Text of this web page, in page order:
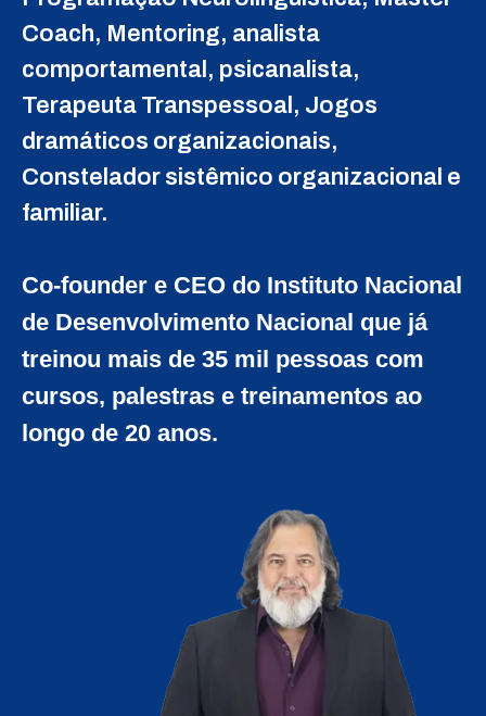
Coach, Mentoring, analista
comportamental, psicanalista,
Terapeuta Transpessoal, Jogos
dramáticos organizacionais,
Constelador sistêmico organizacional e
familiar.
Co-founder e CEO do Instituto Nacional
de Desenvolvimento Nacional que já
treinou mais de 35 mil pessoas com
cursos, palestras e treinamentos ao
longo de 20 anos.